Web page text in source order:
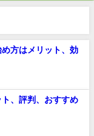
方はメリット、効
、評判、おすすめ